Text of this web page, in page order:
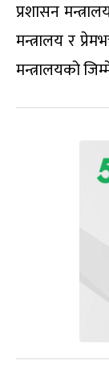
प्रशासन
मन्त्रालय र
मन्त्रालयको